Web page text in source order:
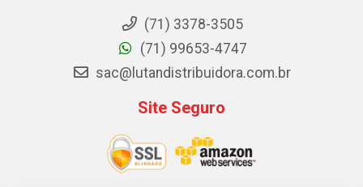
(71) 3378-3505
(71) 99653-4747
sac@lutandistribuidora.com.br
Site Seguro